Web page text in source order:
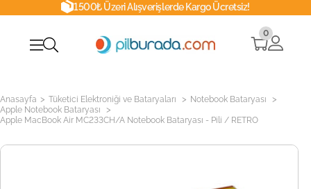
1500₺ Üzeri Alışverişlerde Kargo Ücretsiz!
0
Anasayfa > Tüketici Elektroniği ve Bataryaları > Notebook Bataryası >
Apple Notebook Bataryası >
Apple MacBook Air MC233CH/A Notebook Bataryası - Pili / RETRO